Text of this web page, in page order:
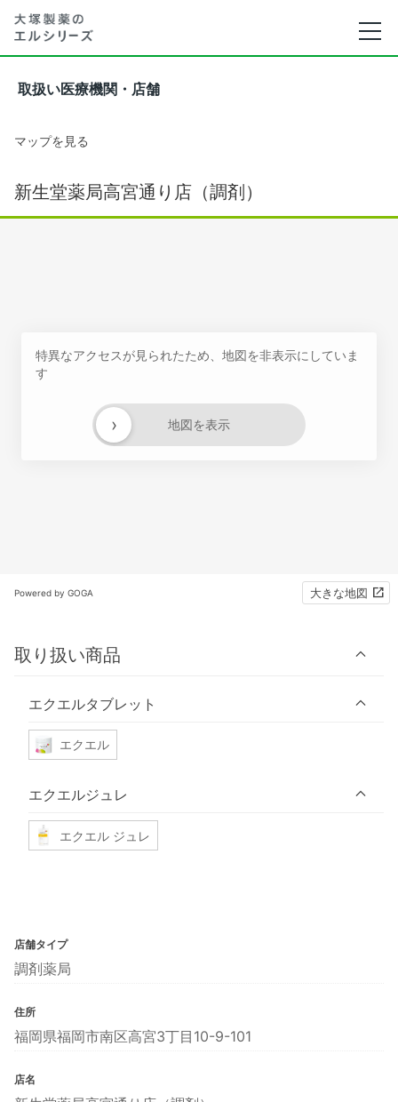
取扱い医療機関・店舗
マップを見る
新生堂薬局高宮通り店（調剤）
特異なアクセスが見られたため、地図を非表示にしていま
す
地図を表示
›
Powered by GOGA 大きな地図
取り扱い商品
エクエルタブレット
エクエル
エクエルジュレ
エクエル ジュレ
店舗タイプ
調剤薬局
住所
福岡県福岡市南区高宮3丁目10-9-101
店名